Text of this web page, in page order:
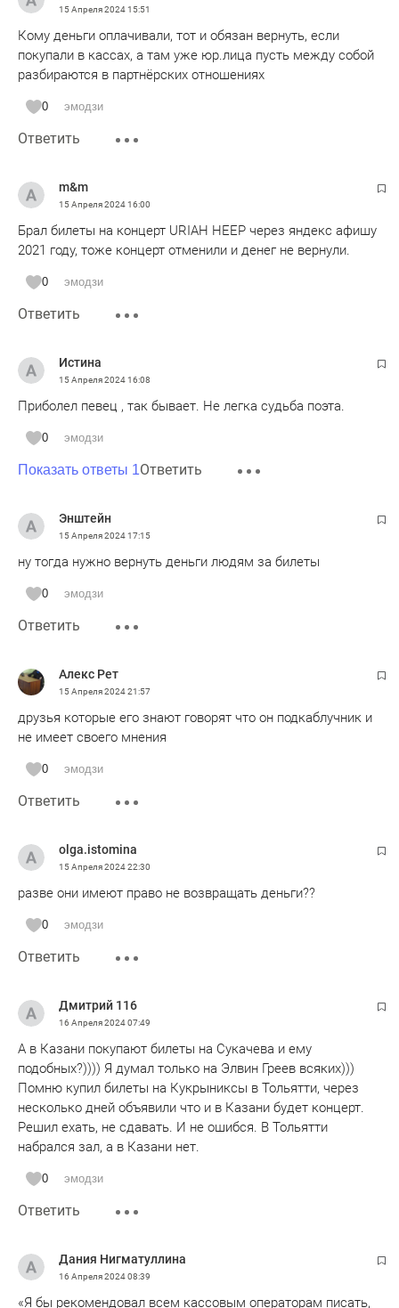
15 Апреля 202415:51
Кому деньги оплачивали, тот и обязан вернуть, если
покупали в кассах, а там уже юр.лица пусть между собой
разбираются в партнёрских отношениях
0 эмодзи
Ответить
m&m
15 Апреля 202416:00
Брал билеты на концерт URIAH HEEP через яндекс афишу
2021 году, тоже концерт отменили и денег не вернули.
0 эмодзи
Ответить
Истина
15 Апреля 202416:08
Приболел певец , так бывает. Не легка судьба поэта.
0 эмодзи
Показать ответы 1Ответить
Энштейн
15 Апреля 202417:15
ну тогда нужно вернуть деньги людям за билеты
0 эмодзи
Ответить
Алекс Рет
15 Апреля 202421:57
друзья которые его знают говорят что он подкаблучник и
не имеет своего мнения
0 эмодзи
Ответить
olga.istomina
15 Апреля 202422:30
разве они имеют право не возвращать деньги??
0 эмодзи
Ответить
Дмитрий 116
16 Апреля 202407:49
А в Казани покупают билеты на Сукачева и ему
подобных?)))) Я думал только на Элвин Греев всяких)))
Помню купил билеты на Кукрыниксы в Тольятти, через
несколько дней объявили что и в Казани будет концерт.
Решил ехать, не сдавать. И не ошибся. В Тольятти
набрался зал, а в Казани нет.
0 эмодзи
Ответить
Дания Нигматуллина
16 Апреля 202408:39
«Я бы рекомендовал всем кассовым операторам писать,